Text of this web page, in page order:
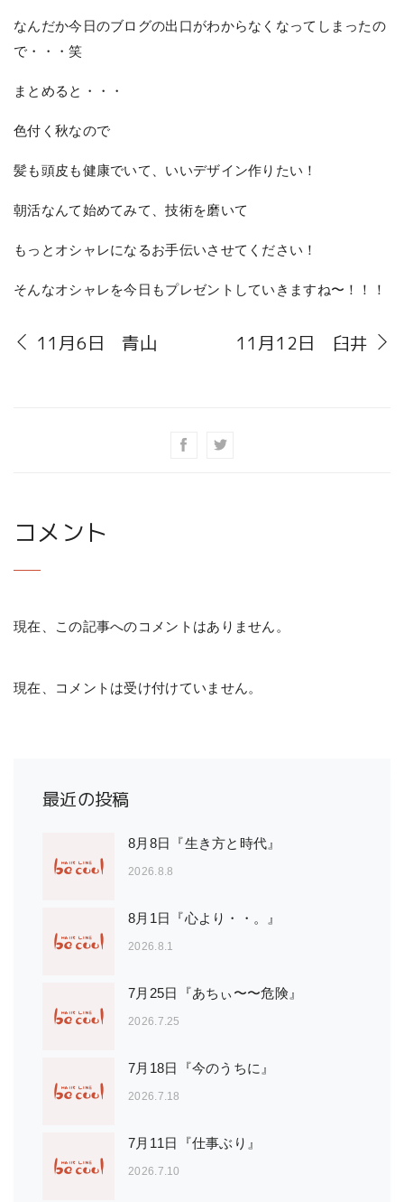
なんだか今日のブログの出口がわからなくなってしまったの
で・・・笑
まとめると・・・
色付く秋なので
髪も頭皮も健康でいて、いいデザイン作りたい！
朝活なんて始めてみて、技術を磨いて
もっとオシャレになるお手伝いさせてください！
そんなオシャレを今日もプレゼントしていきますね〜！！！
11月6日 青山 11月12日 臼井
コメント
現在、この記事へのコメントはありません。
現在、コメントは受け付けていません。
最近の投稿
8月8日『生き方と時代』
2026.8.8
8月1日『心より・・。』
2026.8.1
7月25日『あちぃ〜〜危険』
2026.7.25
7月18日『今のうちに』
2026.7.18
7月11日『仕事ぶり』
2026.7.10